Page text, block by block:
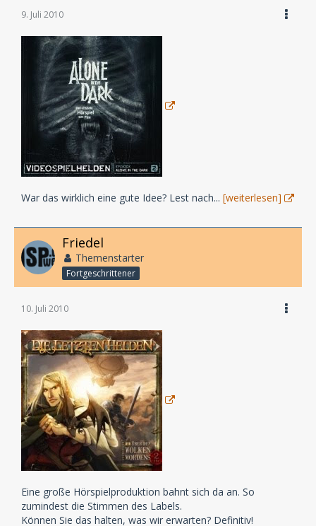
9. Juli 2010
War das wirklich eine gute Idee? Lest nach... [weiterlesen]
Friedel
Themenstarter
Fortgeschrittener
10. Juli 2010
Eine große Hörspielproduktion bahnt sich da an. So
zumindest die Stimmen des Labels.
Können Sie das halten, was wir erwarten? Definitiv!